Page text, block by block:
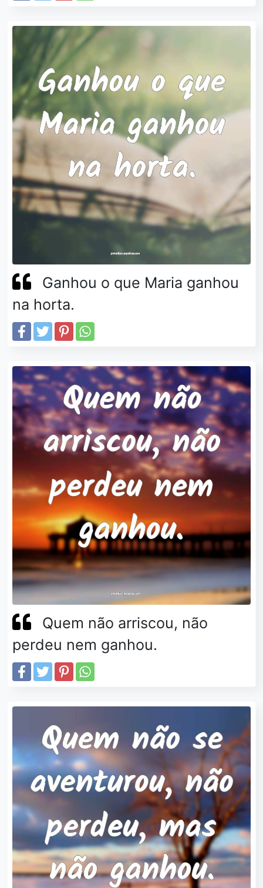
Ganhou o que Maria ganhou
na horta.
Quem não arriscou, não
perdeu nem ganhou.